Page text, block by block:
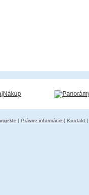
|Právne informácie |Kontakt